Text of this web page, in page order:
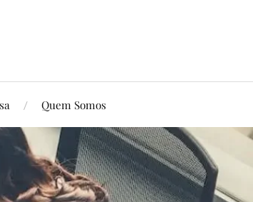
Quem Somos